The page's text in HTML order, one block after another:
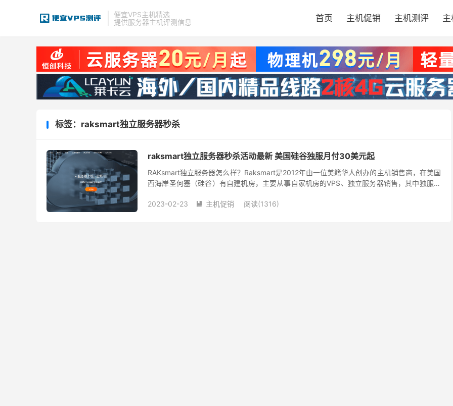
便宜VPS主机精选
提供服务器主机评测信息
首页 主机促销 主机测评
标签：raksmart独立服务器秒杀
raksmart独立服务器秒杀活动最新 美国硅谷独服月付30美元起
RAKsmart独立服务器怎么样？Raksmart是2012年由一位美籍华人创办的主机销售商，在美国
西海岸圣何塞（硅谷）有自建机房，主要从事自家机房的VPS、独立服务器销售，其中独服一
2023-02-23
 主机促销 阅读(1316)